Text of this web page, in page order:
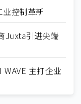
控制革新
Juxta引进尖端
主打企业